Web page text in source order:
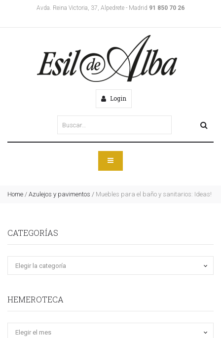
Avda. Reina Victoria, 37, Alpedrete - Madrid 91 850 70 26
Login
Home / Azulejos y pavimentos / Muebles para el baño y sanitarios: Ideas!
CATEGORÍAS
HEMEROTECA